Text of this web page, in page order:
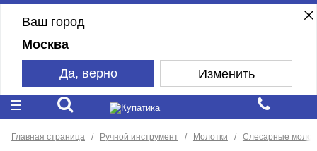
Ваш город
Москва
Да, верно Изменить
Главная страница Ручной инструмент Молотки Слесарные